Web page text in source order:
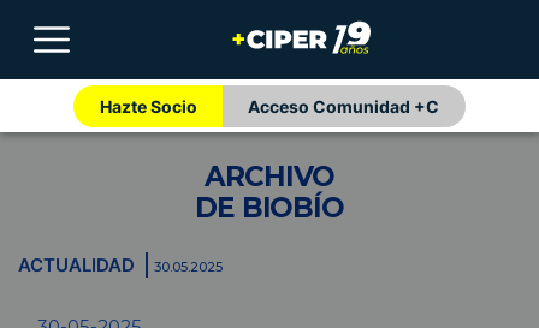
Hazte Socio Acceso Comunidad +C
ARCHIVO
DE BIOBÍO
ACTUALIDAD 30.05.2025